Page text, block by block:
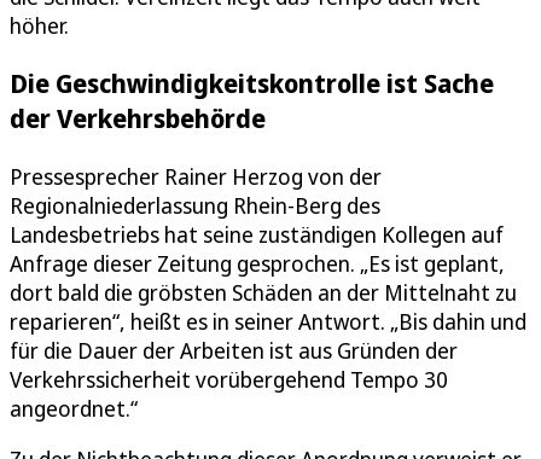
höher.
Die Geschwindigkeitskontrolle ist Sache
der Verkehrsbehörde
Pressesprecher Rainer Herzog von der
Regionalniederlassung Rhein-Berg des
Landesbetriebs hat seine zuständigen Kollegen auf
Anfrage dieser Zeitung gesprochen. „Es ist geplant,
dort bald die gröbsten Schäden an der Mittelnaht zu
reparieren“, heißt es in seiner Antwort. „Bis dahin und
für die Dauer der Arbeiten ist aus Gründen der
Verkehrssicherheit vorübergehend Tempo 30
angeordnet.“